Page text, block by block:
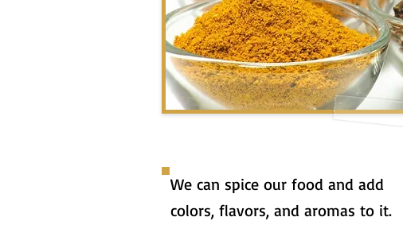
We can spice our food and add
colors, flavors, and aromas to it.